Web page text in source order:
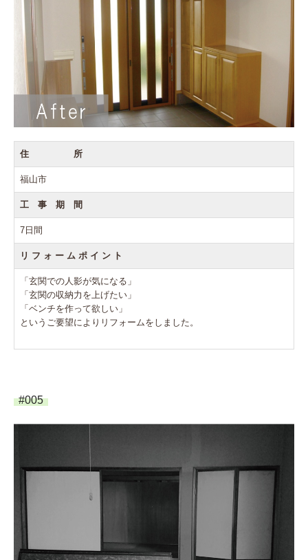
住 所
福山市
工 事 期 間
7日間
リ フ ォ ー ム ポ イ ン ト
「玄関での人影が気になる」
「玄関の収納力を上げたい」
「ベンチを作って欲しい」
というご要望によりリフォームをしました。
#005